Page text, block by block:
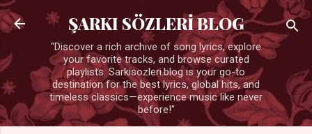
Ana içeriğe atla
ŞARKI SÖZLERİ BLOG
"Discover a rich archive of song lyrics, explore
your favorite tracks, and browse curated
playlists. Sarkisozleri.blog is your go-to
destination for the best lyrics, global hits, and
timeless classics—experience music like never
before!"